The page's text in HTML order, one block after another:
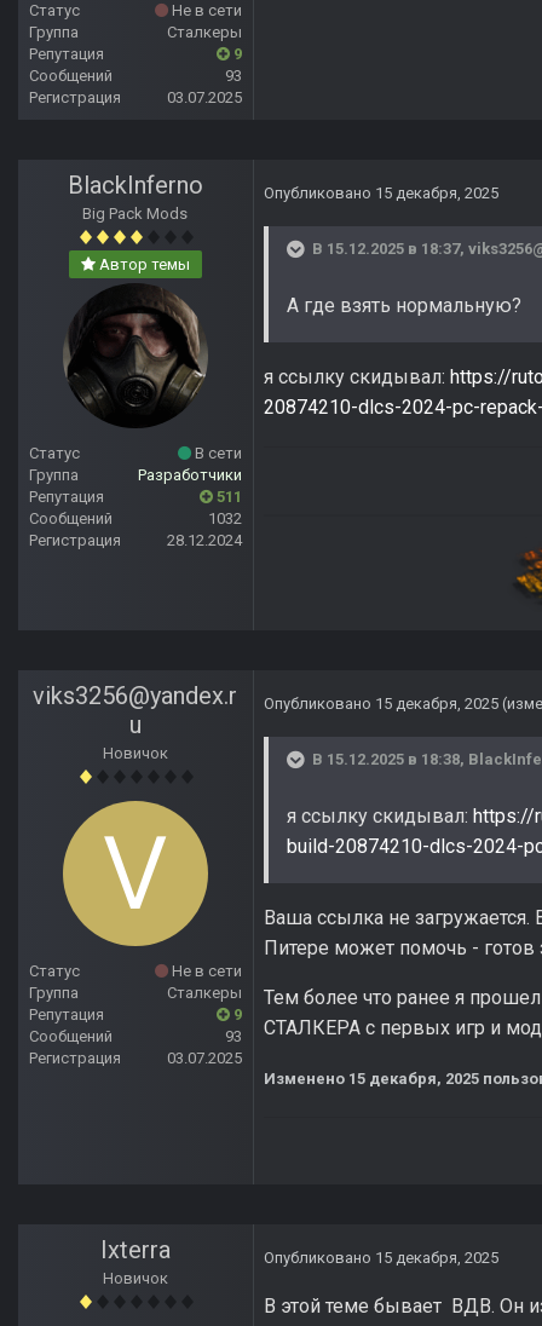
Статус
Не в сети
Группа
Сталкеры
Репутация
9
Сообщений
93
Регистрация
03.07.2025
BlackInferno
Big Pack Mods
Автор темы
Статус
В сети
Группа
Разработчики
Репутация
511
Сообщений
1032
Регистрация
28.12.2024
Опубликовано 15 декабря, 2025
В 15.12.2025 в 18:37,
А где взять нормальную?
я ссылку скидывал: https://
20874210-dlcs-2024-pc-
viks3256@yandex.r
u
Новичок
Статус
Не в сети
Группа
Сталкеры
Репутация
9
Сообщений
93
Регистрация
03.07.2025
Опубликовано 15 декабря, 2025
В 15.12.2025 в 18:38,
я ссылку скидывал: https://
build-20874210-dlcs-2024-
Ваша ссылка не
Питере может помочь -
Тем более что ранее я
СТАЛКЕРА с первых игр и
Изменено 15 декабря, 2025
Ixterra
Новичок
Опубликовано 15 декабря, 2025
В этой теме бывает ВДВ. Он